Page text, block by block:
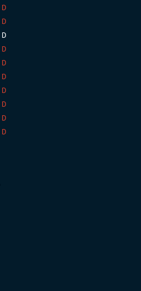
D
D
D
D
D
D
D
D
D
D